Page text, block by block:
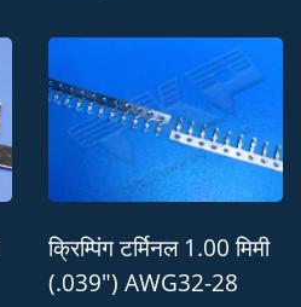
क्रिम्पिंग टर्मिनल 1.00 मिमी
(.039") AWG32-28